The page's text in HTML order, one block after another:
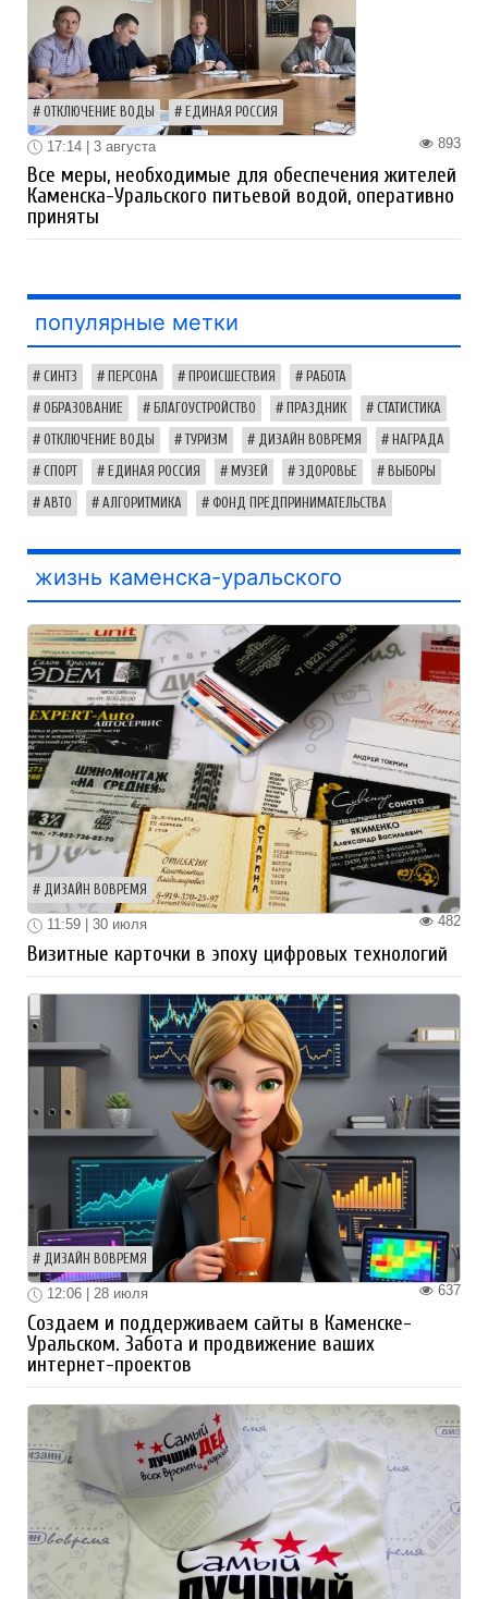
ОТКЛЮЧЕНИЕ ВОДЫ ЕДИНАЯ РОССИЯ
893
17:14 | 3 августа
Все меры, необходимые для обеспечения жителей
Каменска-Уральского питьевой водой, оперативно
приняты
популярные метки
СИНТЗ ПЕРСОНА ПРОИСШЕСТВИЯ РАБОТА
ОБРАЗОВАНИЕ БЛАГОУСТРОЙСТВО ПРАЗДНИК СТАТИСТИКА
ОТКЛЮЧЕНИЕ ВОДЫ ТУРИЗМ ДИЗАЙН ВОВРЕМЯ НАГРАДА
СПОРТ ЕДИНАЯ РОССИЯ МУЗЕЙ ЗДОРОВЬЕ ВЫБОРЫ
АВТО АЛГОРИТМИКА ФОНД ПРЕДПРИНИМАТЕЛЬСТВА
жизнь каменска-уральского
ДИЗАЙН ВОВРЕМЯ
482
11:59 | 30 июля
Визитные карточки в эпоху цифровых технологий
ДИЗАЙН ВОВРЕМЯ
637
12:06 | 28 июля
Создаем и поддерживаем сайты в Каменске-
Уральском. Забота и продвижение ваших
интернет-проектов